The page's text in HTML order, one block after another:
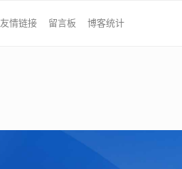
友情链接 留言板 博客统计